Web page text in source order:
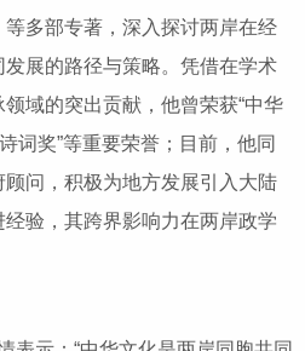
多部专著，深入探讨两岸在经
展的路径与策略。凭借在学术
域的突出贡献，他曾荣获“中华
词奖”等重要荣誉；目前，他同
问，积极为地方发展引入大陆
验，其跨界影响力在两岸政学